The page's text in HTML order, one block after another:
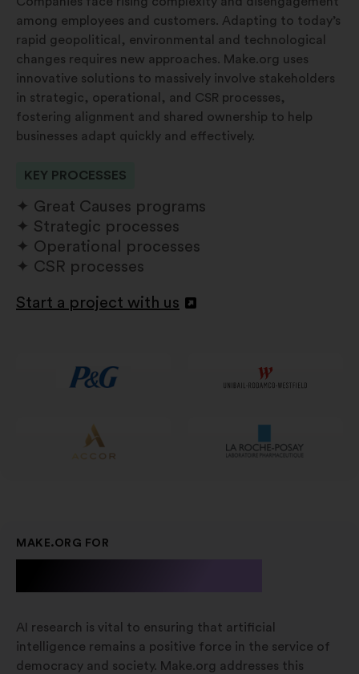
among employees and customers. Adapting to today’s
rapid geopolitical, environmental and technological
changes requires new approaches. Make.org uses
innovative solutions to massively involve stakeholders
in strategic, operational, and CSR processes,
fostering alignment and shared ownership to help
businesses adapt quickly and effectively.
KEY PROCESSES
Great Causes programs
Strategic processes
Operational processes
CSR processes
Start a project with us
Otevřít
MAKE.ORG FOR
AI research is vital to ensuring that artificial
intelligence remains a positive force in the service of
democracy and society. Make.org addresses this